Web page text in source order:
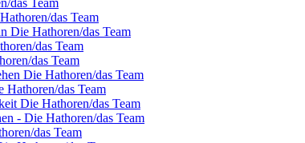
das Team
Die Hathoren/das Team
das Team
das Team
Die Hathoren/das Team
das Team
Die Hathoren/das Team
- Die Hathoren/das Team
das Team